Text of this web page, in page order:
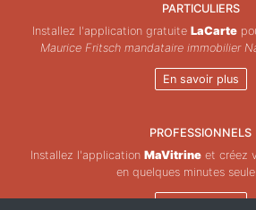
PARTICULIERS
Installez l'application gratuite LaCarte
Maurice Fritsch mandataire immobilier
En savoir plus
PROFESSIONNELS
Installez l'application MaVitrineet créez
en quelques minutes
En savoir plus